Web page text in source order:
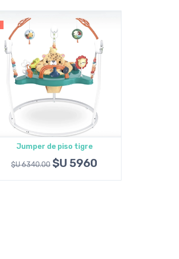
Agregar al carrito
Jumper de piso tigre
$U 6340.00 $U 5960